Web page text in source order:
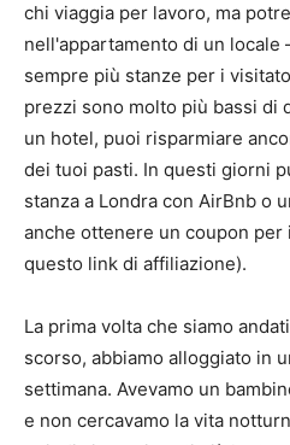
chi viaggia per lavoro, ma
nell'appartamento di un locale
sempre più stanze per i
prezzi sono molto più bassi di
un hotel, puoi risparmiare
dei tuoi pasti. In questi giorni
stanza a Londra con AirBnb o
anche ottenere un coupon
questo link di affiliazione).
La prima volta che siamo
scorso, abbiamo alloggiato in
settimana. Avevamo un
e non cercavamo la vita